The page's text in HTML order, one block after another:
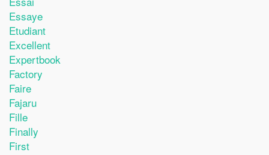
Essaye
Etudiant
Excellent
Expertbook
Factory
Faire
Fajaru
Fille
Finally
First